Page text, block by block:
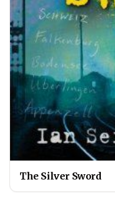
The Silver Sword